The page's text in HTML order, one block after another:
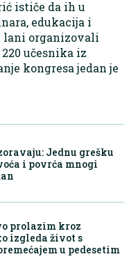
ističe da ih u
edukacija i
lani organizovali
učesnika iz
kongresa jedan je
Jednu grešku
i povrća mnogi
prolazim kroz
izgleda život s
u pedesetim